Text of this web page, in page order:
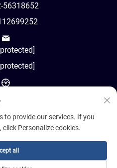
56318652
Cosil Advanced Material
Ltd.
to provide our services. If you
Personalize cookies.
all